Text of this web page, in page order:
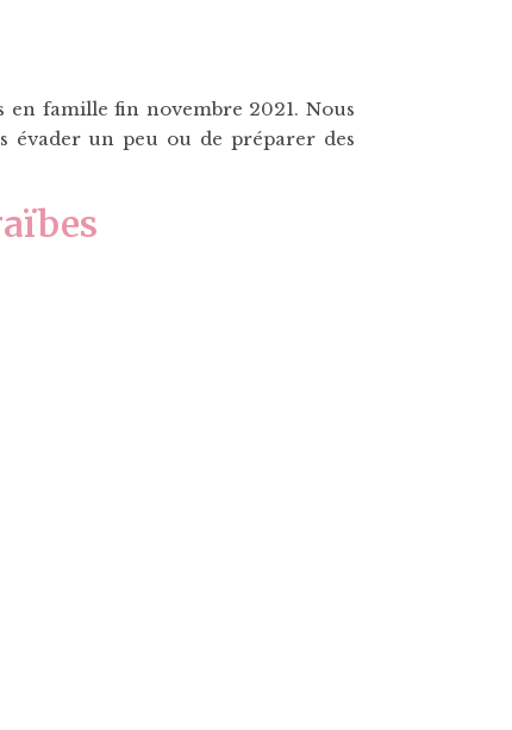
en famille fin novembre 2021. Nous
évader un peu ou de préparer des